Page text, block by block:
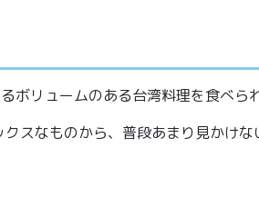
ボリュームのある台湾料理を食べら
スなものから、普段あまり見かけ